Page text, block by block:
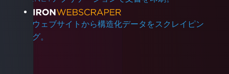
ウェブサイトから構造化データをスクレイピン
グ。